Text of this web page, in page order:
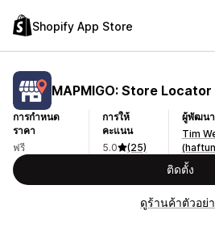
Shopify App Store
MAPMIGO: Store Locator
การกำหนด
ราคา
ฟรี
การให้
คะแนน
5.0
(25)
ผู้พัฒนา
Tim
ติดตั้ง
ดูร้านค้าตัวอย่